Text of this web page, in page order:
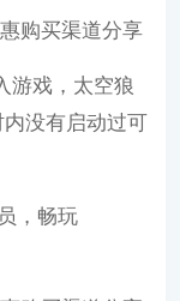
游戏，太空狼
没有启动过可
，畅玩